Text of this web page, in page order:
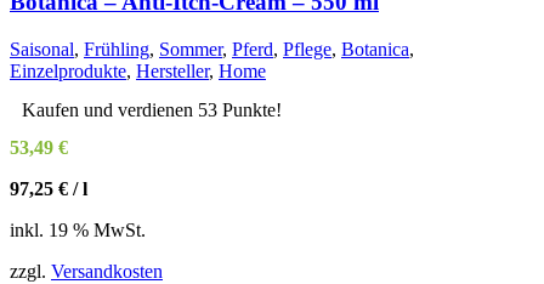
Saisonal, Frühling, Sommer, Pferd, Pflege, Botanica,
Einzelprodukte, Hersteller, Home
Kaufen und verdienen 53 Punkte!
53,49 €
97,25 € /l
inkl. 19 % MwSt.
zzgl. Versandkosten